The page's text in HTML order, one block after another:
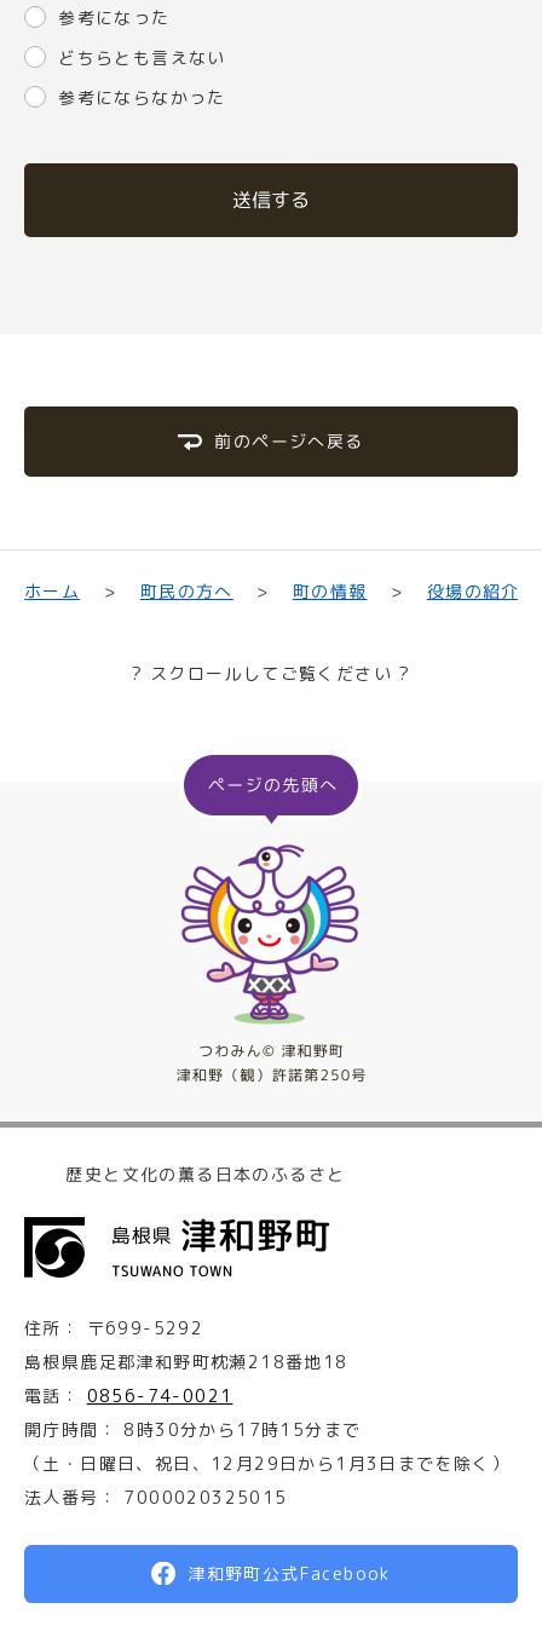
参考になった
どちらとも言えない
参考にならなかった
送信する
前のページへ戻る
ホーム 町民の方へ 町の情報 役場の紹介
? スクロールしてご覧ください ?
歴史と文化の薫る日本のふるさと
住所：
〒699-5292
島根県鹿足郡津和野町枕瀬218番地18
電話：
0856-74-0021
開庁時間：
8時30分から17時15分まで
（土・日曜日、祝日、12月29日から1月3日までを除く）
法人番号：
7000020325015
津和野町公式Facebook